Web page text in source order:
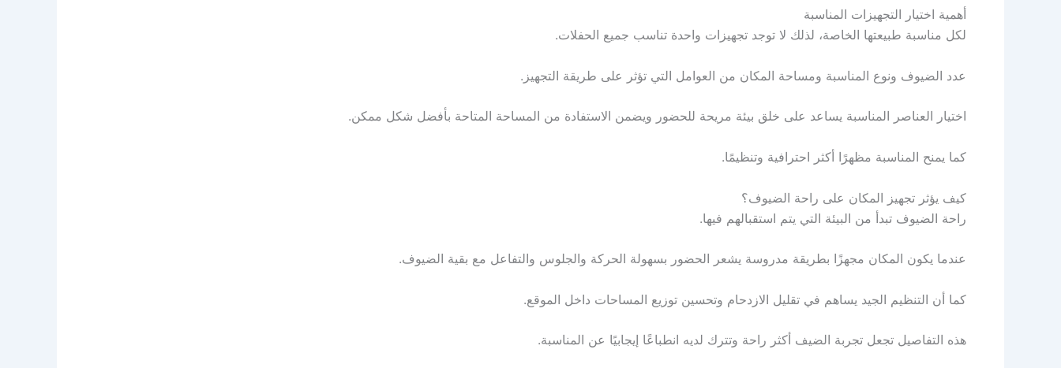
أهمية اختيار التجهيزات المناسبة
لكل مناسبة طبيعتها الخاصة، لذلك لا توجد تجهيزات واحدة تناسب جميع الحفلات.
عدد الضيوف ونوع المناسبة ومساحة المكان من العوامل التي تؤثر على طريقة التجهيز.
اختيار العناصر المناسبة يساعد على خلق بيئة مريحة للحضور ويضمن الاستفادة من المساحة المتاحة بأفضل شكل ممكن.
كما يمنح المناسبة مظهرًا أكثر احترافية وتنظيمًا.
كيف يؤثر تجهيز المكان على راحة الضيوف؟
راحة الضيوف تبدأ من البيئة التي يتم استقبالهم فيها.
عندما يكون المكان مجهزًا بطريقة مدروسة يشعر الحضور بسهولة الحركة والجلوس والتفاعل مع بقية الضيوف.
كما أن التنظيم الجيد يساهم في تقليل الازدحام وتحسين توزيع المساحات داخل الموقع.
هذه التفاصيل تجعل تجربة الضيف أكثر راحة وتترك لديه انطباعًا إيجابيًا عن المناسبة.